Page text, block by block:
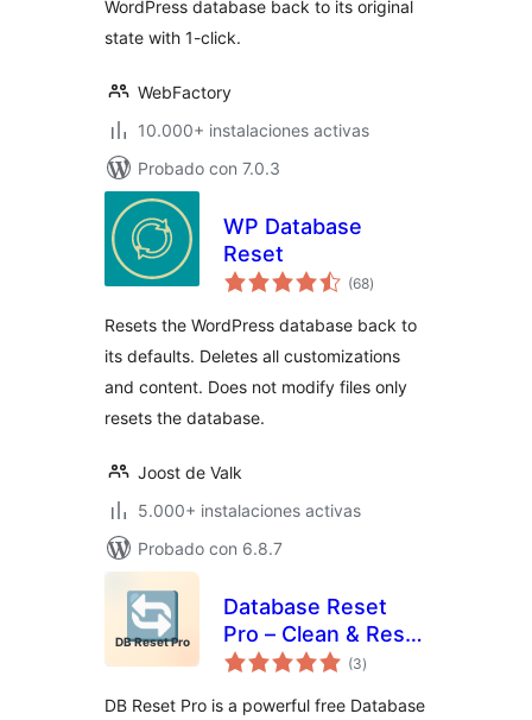
WordPress database back to its original
state with 1-click.
WebFactory
10.000+ instalaciones activas
Probado con 7.0.3
WP Database
Reset
(68valoraciones
en
)
Resets the WordPress database back to
its defaults. Deletes all customizations
and content. Does not modify files only
resets the database.
Joost de Valk
5.000+ instalaciones activas
Probado con 6.8.7
Database Reset
Pro – Clean & Reset
WordPress
(3valoraciones
en
)
DB Reset Pro is a powerful free Database